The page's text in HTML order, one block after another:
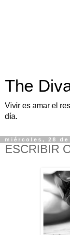
The
Vivir es amar el
día.
miércoles, 28
ESCRIBIR